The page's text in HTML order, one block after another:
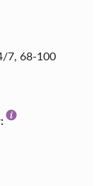
7, 68-100